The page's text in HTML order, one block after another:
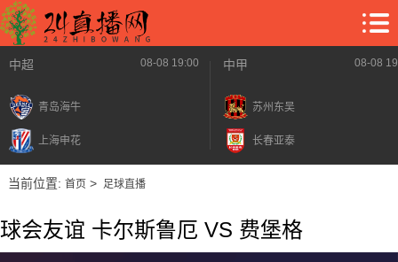
中超 08-08 19:00
青岛海牛
上海申花
中甲 08-08
苏州东吴
长春亚泰
当前位置: 首页> 足球直播
球会友谊 卡尔斯鲁厄 VS 费堡格